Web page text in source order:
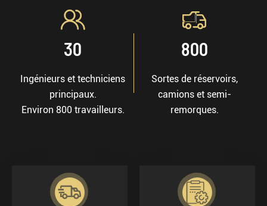

30
Ingénieurs et techniciens
principaux.
Environ 800 travailleurs.

800
Sortes de réservoirs,
camions et semi-
remorques.
 